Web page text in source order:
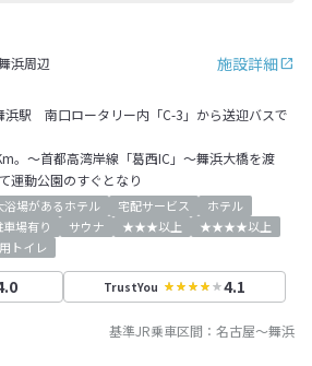
施設詳細
浜周辺
駅 南口ロータリー内「C-3」から送迎バスで
。～首都高湾岸線「葛西IC」～舞浜大橋を渡
運動公園のすぐとなり
浴場があるホテル 宅配サービス
ホテル
車場有り サウナ ★★★以上
★★★★以上
トイレ
TrustYou 4.1
基準JR乗車区間： 名古屋～舞浜